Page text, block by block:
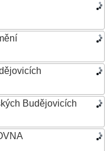
Budějovicích